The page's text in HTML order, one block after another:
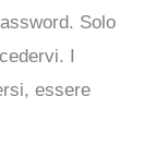
Solo
I
essere